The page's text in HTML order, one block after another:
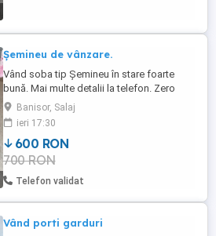
Șemineu de vânzare.
Vând soba tip Șemineu în stare foarte
bună. Mai multe detalii la telefon. Zero
șapte cinci trei doi sase șapte cinci șapte
trei.
Banisor, Salaj
ieri 17:30
600 RON
700 RON
Telefon validat
Vând porti garduri